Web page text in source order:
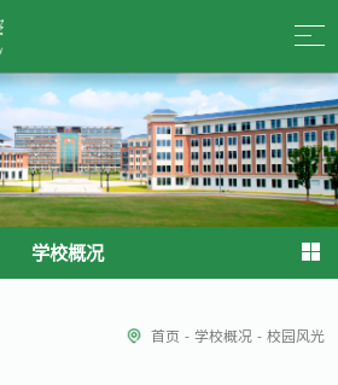
学校概况
首页 - 学校概况 - 校园风光